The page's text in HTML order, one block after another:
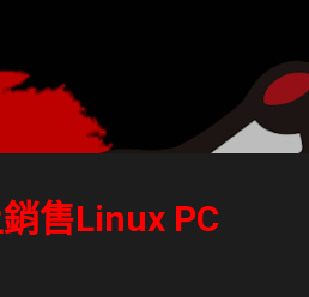
售Linux PC